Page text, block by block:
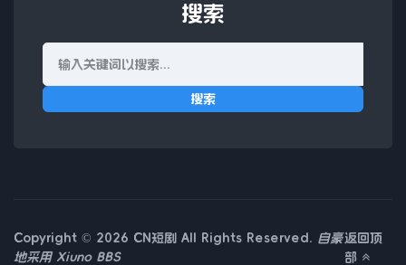
搜索
搜索
Copyright © 2026 CN短剧 All Rights Reserved. 自豪
地采用 Xiuno BBS
返回顶
部